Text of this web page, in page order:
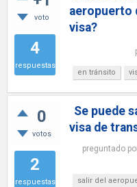
voto
4
respuestas
aeropuerto
visa?
en tránsito
0
votos
2
respuestas
Se puede
visa de
preguntado
salir del